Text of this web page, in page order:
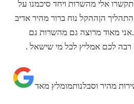
אלי מהשרות ויחד סיכמנו על
הןההקל נוח ברור מהיר אדיב
מאוד מרוצה גם מהשרות גם
לכם אמליץ לכל מי שישאל .
מהיר וסבלנותמומלץ מאד